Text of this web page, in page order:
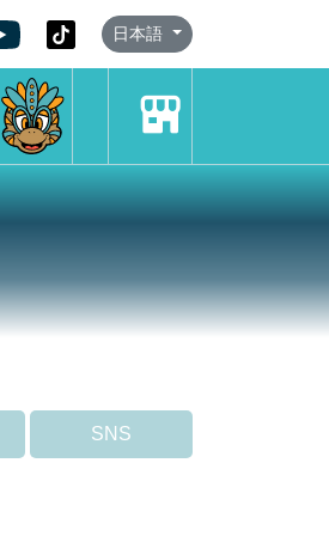
日本語
SNS